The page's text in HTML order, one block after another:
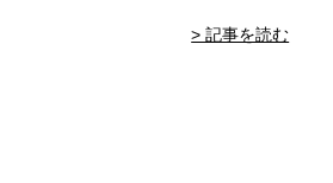
> 記事を読む